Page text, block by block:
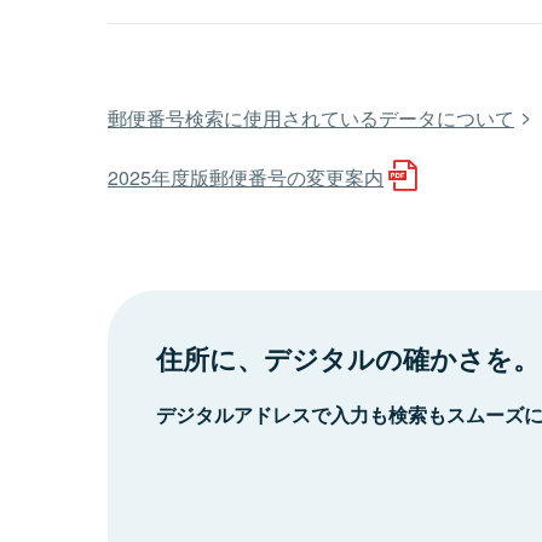
郵便番号検索に使用されているデータについて
2025年度版郵便番号の変更案内
住所に、デジタルの確かさを。
デジタルアドレスで入力も検索もスムーズ